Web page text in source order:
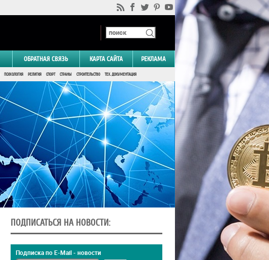
ОБРАТНАЯ СВЯЗЬ КАРТА САЙТА РЕКЛАМА
ПСИХОЛОГИЯ РЕЛИГИЯ СПОРТ СТРАНЫ СТРОИТЕЛЬСТВО ТЕХ. ДОКУМЕНТАЦИЯ
ПОДПИСАТЬСЯ НА НОВОСТИ:
Подписка по E-Mail - новости